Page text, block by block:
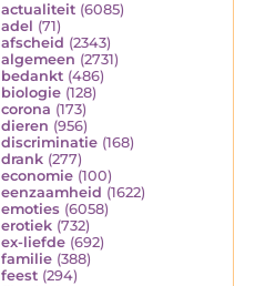
actualiteit (6085)
adel (71)
afscheid (2343)
algemeen (2731)
bedankt (486)
biologie (128)
corona (173)
dieren (956)
discriminatie (168)
drank (277)
economie (100)
eenzaamheid (1622)
emoties (6058)
erotiek (732)
ex-liefde (692)
familie (388)
feest (294)